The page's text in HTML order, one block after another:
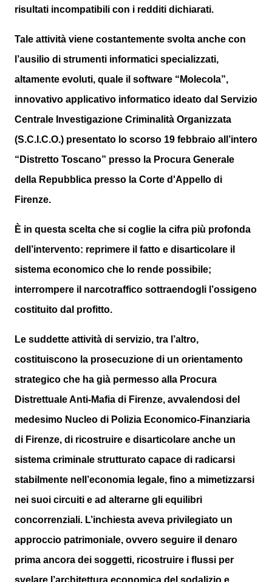
risultati incompatibili con i redditi dichiarati.
Tale attività viene costantemente svolta anche con
l’ausilio di strumenti informatici specializzati,
altamente evoluti, quale il software “Molecola”,
innovativo applicativo informatico ideato dal Servizio
Centrale Investigazione Criminalità Organizzata
(S.C.I.C.O.) presentato lo scorso 19 febbraio all’intero
“Distretto Toscano” presso la Procura Generale
della Repubblica presso la Corte d'Appello di
Firenze.
È in questa scelta che si coglie la cifra più profonda
dell’intervento: reprimere il fatto e disarticolare il
sistema economico che lo rende possibile;
interrompere il narcotraffico sottraendogli l’ossigeno
costituito dal profitto.
Le suddette attività di servizio, tra l’altro,
costituiscono la prosecuzione di un orientamento
strategico che ha già permesso alla Procura
Distrettuale Anti-Mafia di Firenze, avvalendosi del
medesimo Nucleo di Polizia Economico-Finanziaria
di Firenze, di ricostruire e disarticolare anche un
sistema criminale strutturato capace di radicarsi
stabilmente nell’economia legale, fino a mimetizzarsi
nei suoi circuiti e ad alterarne gli equilibri
concorrenziali. L’inchiesta aveva privilegiato un
approccio patrimoniale, ovvero seguire il denaro
prima ancora dei soggetti, ricostruire i flussi per
svelare l’architettura economica del sodalizio e